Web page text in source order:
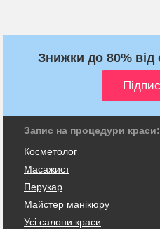
Знижки до 80% від
Запис на процедури краси:
Косметолог
Масажист
Перукар
Майстер манікюру
Усі салони краси